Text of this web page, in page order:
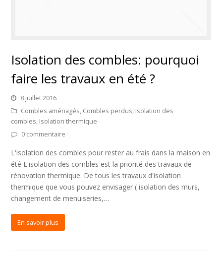
Isolation des combles: pourquoi
faire les travaux en été ?
8 juillet 2016
Combles aménagés, Combles perdus, Isolation des
combles, Isolation thermique
0 commentaire
L'isolation des combles pour rester au frais dans la maison en
été L'isolation des combles est la priorité des travaux de
rénovation thermique. De tous les travaux d'isolation
thermique que vous pouvez envisager ( isolation des murs,
changement de menuiseries,…
En savoir plus